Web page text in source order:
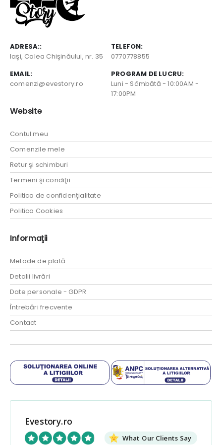
ADRESA::
Iaşi, Calea Chişinăului, nr. 35
TELEFON:
0770778855
EMAIL:
comenzi@evestory.ro
PROGRAM DE LUCRU:
Luni - Sâmbătă - 10:00AM -
17:00PM
Website
Contul meu
Comenzile mele
Retur şi schimburi
Termeni şi condiţii
Politica de confidenţialitate
Politica Cookies
Informaţii
Metode de plată
Detalii livrări
Date personale - GDPR
Întrebări frecvente
Contact
Evestory.ro
What Our Clients Say